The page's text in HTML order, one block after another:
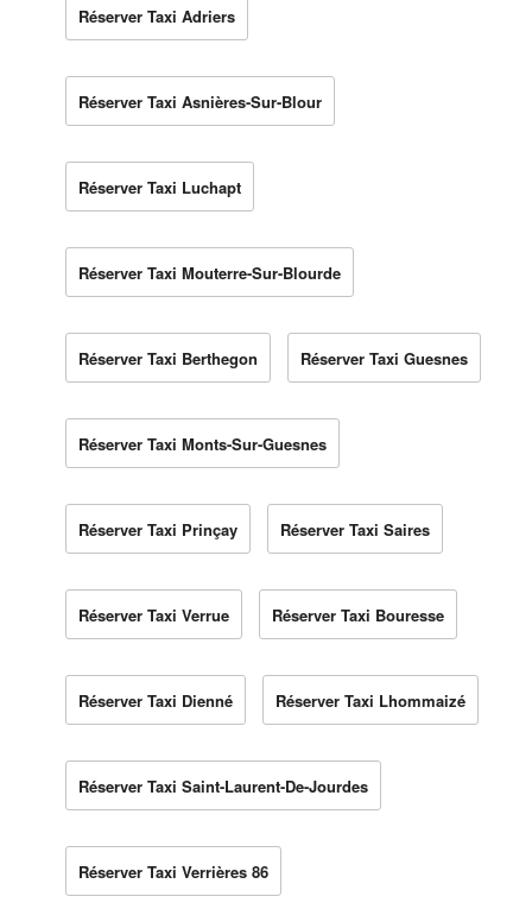
Réserver Taxi Adriers
Réserver Taxi Asnières-Sur-Blour
Réserver Taxi Luchapt
Réserver Taxi Mouterre-Sur-Blourde
Réserver Taxi Berthegon Réserver Taxi Guesnes
Réserver Taxi Monts-Sur-Guesnes
Réserver Taxi Prinçay Réserver Taxi Saires
Réserver Taxi Verrue Réserver Taxi Bouresse
Réserver Taxi Dienné Réserver Taxi Lhommaizé
Réserver Taxi Saint-Laurent-De-Jourdes
Réserver Taxi Verrières 86